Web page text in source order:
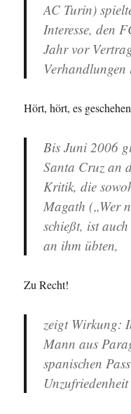
AC Turin)
Interesse, den
Jahr vor
Verhandlungen
Hört, hört, es
Bis Juni 2006
Santa Cruz an
Kritik, die
Magath („Wer
schießt, ist
an ihm übten,
Zu Recht!
zeigt Wirkung:
Mann aus
spanischen